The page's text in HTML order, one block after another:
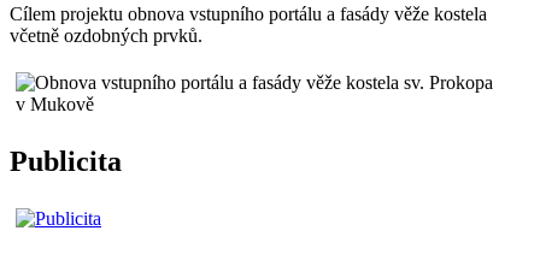
Cílem projektu obnova vstupního portálu a fasády věže kostela
včetně ozdobných prvků.
Publicita